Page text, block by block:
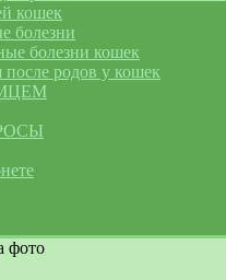
кошек
болезни
болезни кошек
родов у кошек
фото